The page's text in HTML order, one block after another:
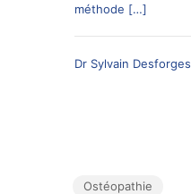
méthode […]
Dr Sylvain Desforges
Ostéopathie